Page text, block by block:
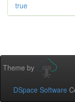
true
Theme by
DSpace Software